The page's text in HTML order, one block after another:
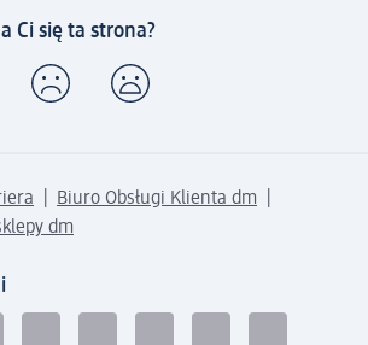
Ci się ta strona?
Biuro Obsługi Klienta dm
dm